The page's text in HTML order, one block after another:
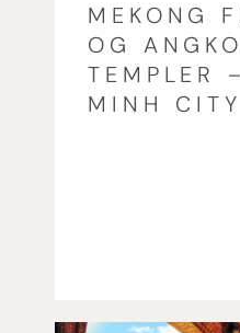
MEKONG
OG
TEMPLER
MINH CITY